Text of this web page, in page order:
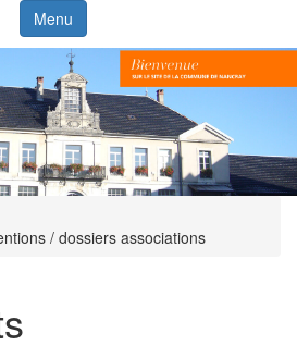
Menu
/ dossiers associations